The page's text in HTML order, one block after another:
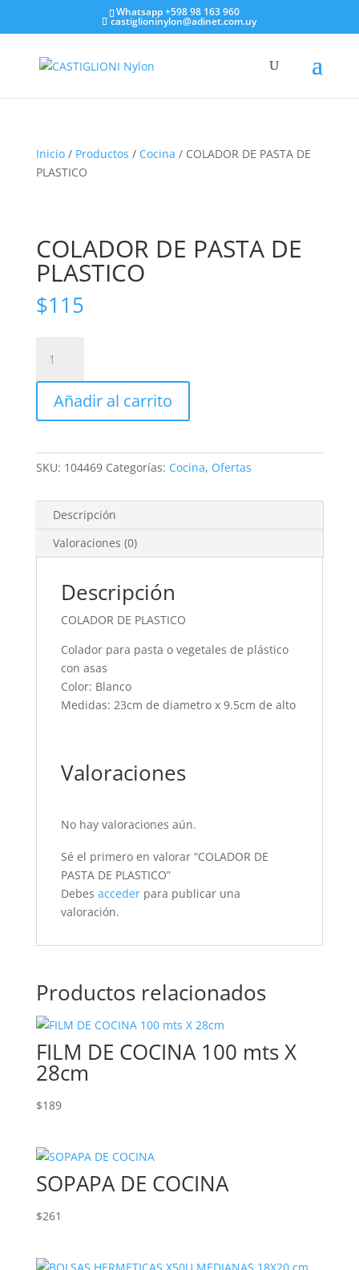
Whatsapp +598 98 163 960
castiglioninylon@adinet.com.uy
Inicio/ Productos / Cocina / COLADOR DE PASTA DE
PLASTICO
COLADOR DE PASTA DE
PLASTICO
$115
PASTA
PLASTICO
Añadir al carrito
SKU: 104469 Categorías: Cocina, Ofertas
Descripción
Valoraciones (0)
Descripción
COLADOR DE PLASTICO
Colador para pasta o vegetales de plástico
con asas
Color: Blanco
Medidas: 23cm de diametro x 9.5cm de alto
Valoraciones
No hay valoraciones aún.
Sé el primero en valorar “COLADOR DE
PASTA DE PLASTICO”
Debes accederpara publicar una
valoración.
Productos relacionados
FILM DE COCINA 100 mts X
28cm
$189
SOPAPA DE COCINA
$261